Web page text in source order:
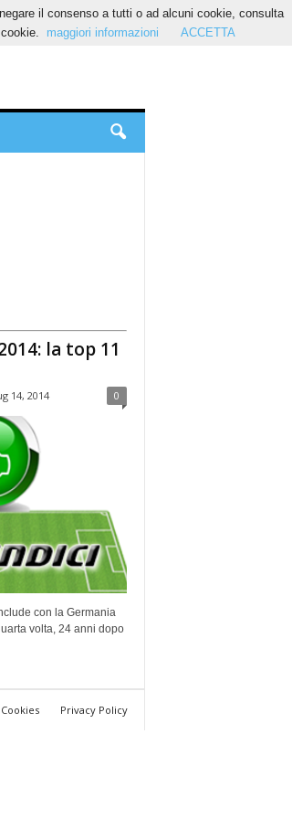
la top 11
14, 2014 0
con la Germania
volta, 24 anni dopo
Cookies Privacy Policy
il consenso a tutti o ad alcuni cookie, consulta
maggiori informazioni ACCETTA